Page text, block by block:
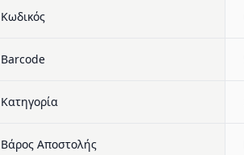
Κωδικός
Barcode
Κατηγορία
Βάρος Αποστολής